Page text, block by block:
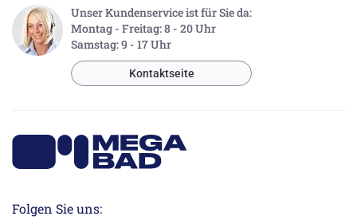
Unser Kundenservice ist für Sie da:
Montag - Freitag: 8 - 20 Uhr
Samstag: 9 - 17 Uhr
Kontaktseite
Folgen Sie uns: